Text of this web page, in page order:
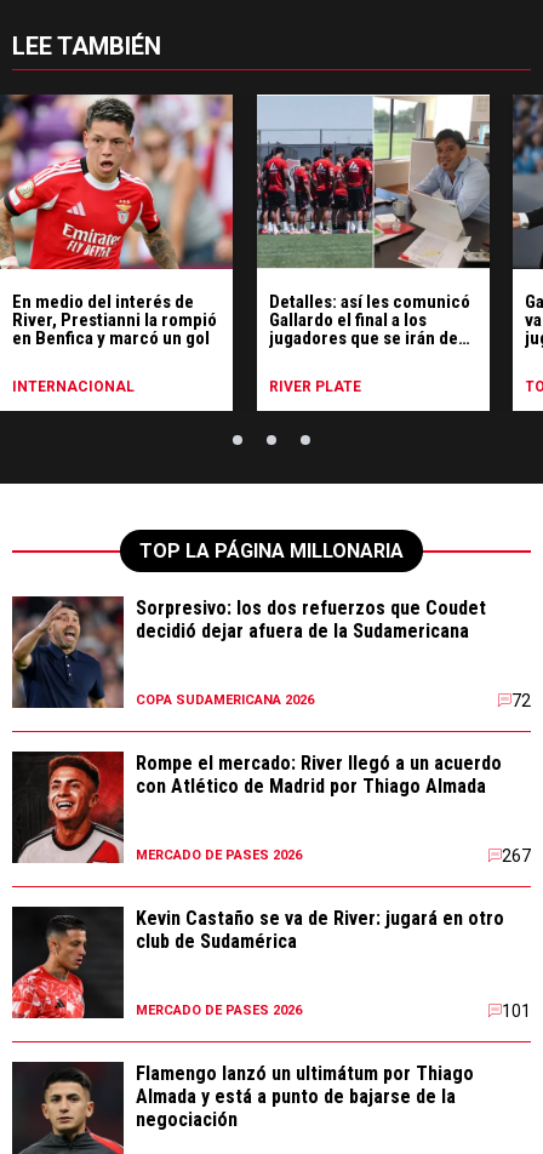
LEE TAMBIÉN
En medio del interés de
River, Prestianni la rompió
en Benfica y marcó un gol
INTERNACIONAL
Detalles: así les comunicó
Gallardo el final a los
jugadores que se irán de
RIVER PLATE
TOP LA PÁGINA MILLONARIA
Sorpresivo: los dos refuerzos que Coudet
decidió dejar afuera de la Sudamericana
COPA SUDAMERICANA 2026 72
Rompe el mercado: River llegó a un acuerdo
con Atlético de Madrid por Thiago Almada
MERCADO DE PASES 2026 267
Kevin Castaño se va de River: jugará en otro
club de Sudamérica
MERCADO DE PASES 2026 101
Flamengo lanzó un ultimátum por Thiago
Almada y está a punto de bajarse de la
negociación